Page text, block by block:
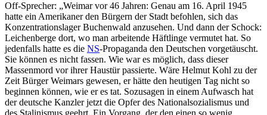
Off-Sprecher: „Weimar vor 46 Jahren: Genau am 16. April 1945
hatte ein Amerikaner den Bürgern der Stadt befohlen, sich das
Konzentrationslager Buchenwald anzusehen. Und dann der Schock:
Leichenberge dort, wo man arbeitende Häftlinge vermutet hat. So
jedenfalls hatte es die NS-Propaganda den Deutschen vorgetäuscht.
Sie können es nicht fassen. Wie war es möglich, dass dieser
Massenmord vor ihrer Haustür passierte. Wäre Helmut Kohl zu der
Zeit Bürger Weimars gewesen, er hätte den heutigen Tag nicht so
beginnen können, wie er es tat. Sozusagen in einem Aufwasch hat
der deutsche Kanzler jetzt die Opfer des Nationalsozialismus und